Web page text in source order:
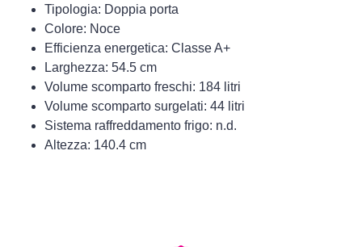
Tipologia: Doppia porta
Colore: Noce
Efficienza energetica: Classe A+
Larghezza: 54.5 cm
Volume scomparto freschi: 184 litri
Volume scomparto surgelati: 44 litri
Sistema raffreddamento frigo: n.d.
Altezza: 140.4 cm